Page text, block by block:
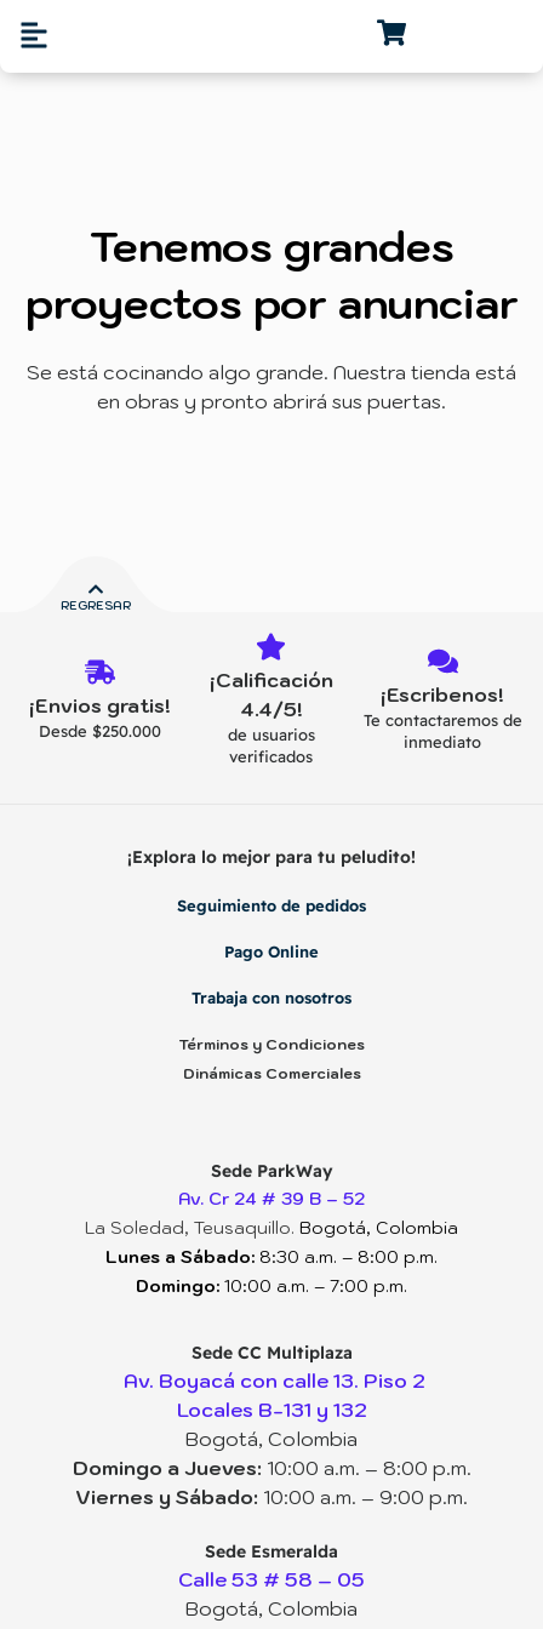
Tenemos grandes
proyectos por anunciar
Se está cocinando algo grande. Nuestra tienda está
en obras y pronto abrirá sus puertas.
REGRESAR
¡Envios gratis!
Desde $250.000
¡Calificación
4.4/5!
de usuarios
verificados
¡Escribenos!
Te contactaremos de
inmediato
¡Explora lo mejor para tu peludito!
Seguimiento de pedidos
Pago Online
Trabaja con nosotros
Términos y Condiciones
Dinámicas Comerciales
Sede ParkWay
Av. Cr 24 # 39 B – 52
La Soledad, Teusaquillo. Bogotá, Colombia
Lunes a Sábado: 8:30 a.m. – 8:00 p.m.
Domingo: 10:00 a.m. – 7:00 p.m.
Sede CC Multiplaza
Av. Boyacá con calle 13. Piso 2
Locales B-131 y 132
Bogotá, Colombia
Domingo a Jueves: 10:00 a.m. – 8:00 p.m.
Viernes y Sábado: 10:00 a.m. – 9:00 p.m.
Sede Esmeralda
Calle 53 # 58 – 05
Bogotá, Colombia